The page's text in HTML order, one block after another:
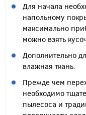
Для начала
напольному
максимально
можно взять
Дополнительно
влажная ткань.
Прежде чем
необходимо
пылесоса и